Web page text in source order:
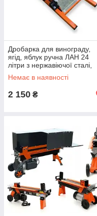
Дробарка для винограду,
ягід, яблук ручна ЛАН 24
літри з нержавіючої сталі,
подрібнювач фруктів,
коренеплодів
Немає в наявності
2 150 ₴